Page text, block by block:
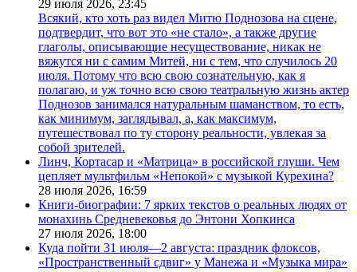
29 июля 2026, 23:45
Всякий, кто хоть раз видел Митю Поднозова на сцене,
подтвердит, что вот это «не стало», а также другие
глаголы, описывающие несуществование, никак не
вяжутся ни с самим Митей, ни с тем, что случилось 20
июля. Потому что всю свою сознательную, как я
полагаю, и уж точно всю свою театральную жизнь актер
Поднозов занимался натуральным шаманством, то есть,
как минимум, заглядывал, а, как максимум,
путешествовал по ту сторону реальности, увлекая за
собой зрителей.
Линч, Кортасар и «Матрица» в российской глуши. Чем
цепляет мультфильм «Непокой» с музыкой Курехина?
28 июля 2026, 16:59
Книги-биографии: 7 ярких текстов о реальных людях от
монахинь Средневековья до Энтони Хопкинса
27 июля 2026, 18:00
Куда пойти 31 июля—2 августа: праздник флоксов,
«Пространственный сдвиг» у Манежа и «Музыка мира»